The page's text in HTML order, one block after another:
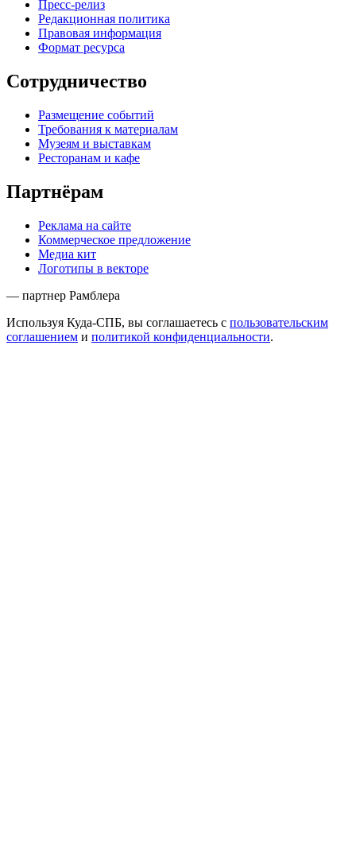
Пресс-релиз
Редакционная политика
Правовая информация
Размещение событий
Требования к материалам
Музеям и выставкам
Реклама на сайте
Коммерческое предложение
Медиа кит
Используя Куда-СПБ, вы соглашаетесь спользовательским